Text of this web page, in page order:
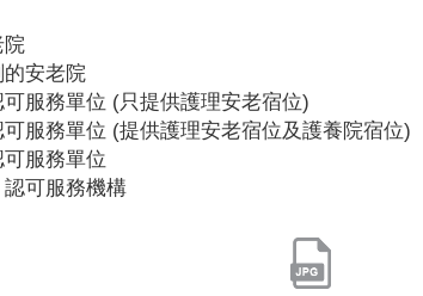
院
安老院
服務單位 (只提供護理安老宿位)
服務單位 (提供護理安老宿位及護養院宿位)
服務單位
認可服務機構